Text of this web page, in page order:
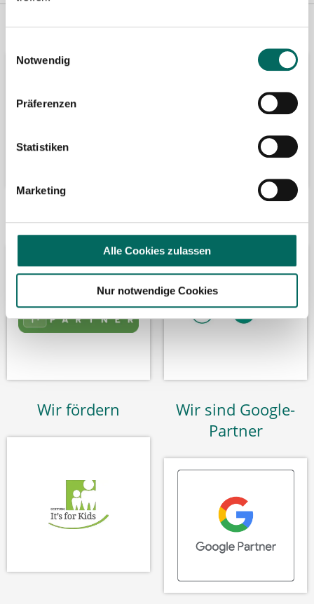
Notwendig
Präferenzen
Statistiken
Marketing
Alle Cookies zulassen
Nur notwendige Cookies
Vertreten in Wir fördern
Bäume pflanzen Kooperation mit
Wir fördern
Wir sind Google-
Partner